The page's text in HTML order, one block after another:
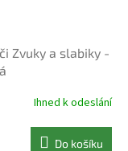
Zvuky a slabiky -
Ihned k odeslání
Do košíku